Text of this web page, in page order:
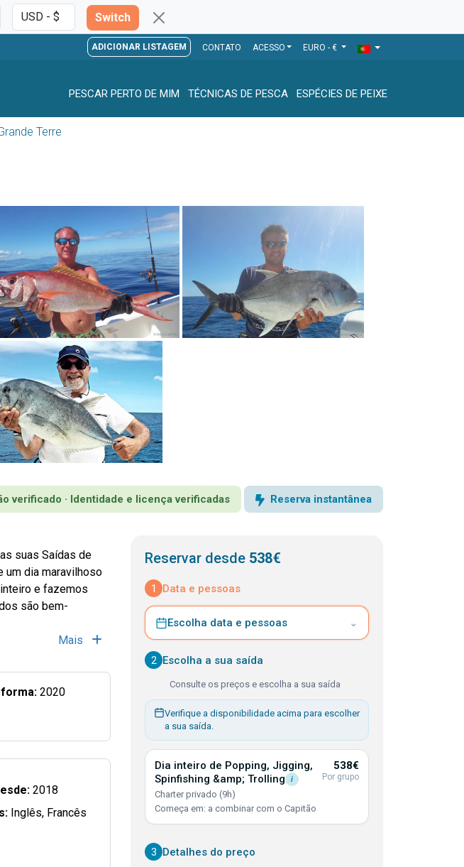
Switch
ADICIONAR LISTAGEM CONTATO ACESSO EURO - €
PESCAR PERTO DE MIM TÉCNICAS DE PESCA ESPÉCIES DE PEIXE
Terre
verificado · Identidade e licença verificadas Reserva instantânea
suas Saídas de
um dia maravilhoso
e fazemos
são bem-
Mais
2020
2018
Inglês, Francês
Reservar desde 538€
1 Data e pessoas
Escolha data e pessoas ⌄
2 Escolha a sua saída
Consulte os preços e escolha a sua saída
Verifique a disponibilidade acima para escolher
a sua saída.
Dia inteiro de Popping, Jigging,
Spinfishing &amp; Trolling i
Charter privado (9h)
Começa em: a combinar com o Capitão
538€
Por grupo
3 Detalhes do preço